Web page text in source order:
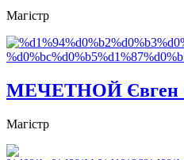
Магістр
МЕЧЕТНОЙ Євген
Магістр